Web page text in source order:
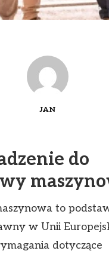
JAN
do
to
w Unii
dotyczące